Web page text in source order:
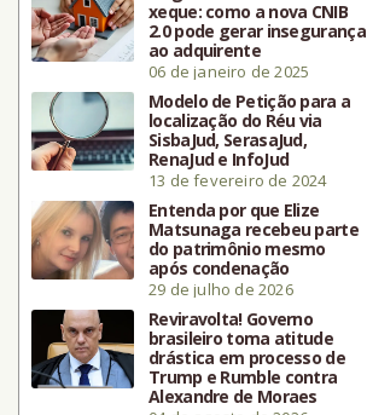
xeque: como a nova CNIB
2.0 pode gerar insegurança
ao adquirente
06 de janeiro de 2025
Modelo de Petição para a
localização do Réu via
SisbaJud, SerasaJud,
RenaJud e InfoJud
13 de fevereiro de 2024
Entenda por que Elize
Matsunaga recebeu parte
do patrimônio mesmo
após condenação
29 de julho de 2026
Reviravolta! Governo
brasileiro toma atitude
drástica em processo de
Trump e Rumble contra
Alexandre de Moraes